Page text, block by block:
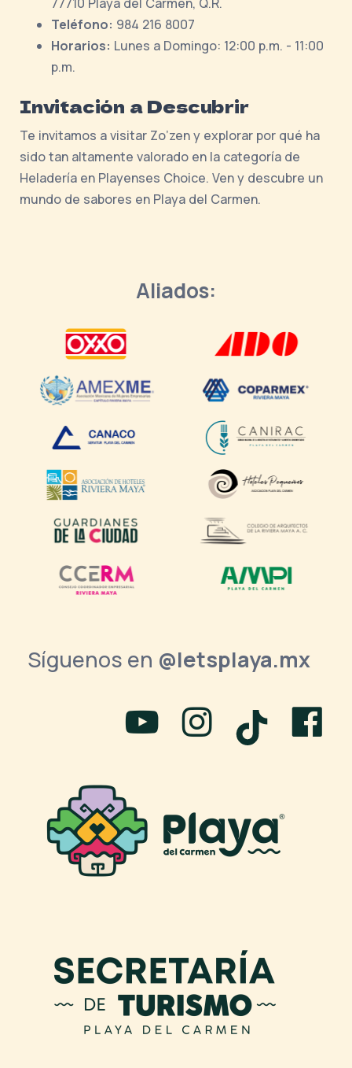
Teléfono: 984 216 8007
Horarios: Lunes a Domingo: 12:00 p.m. - 11:00
p.m.
Invitación a Descubrir
Te invitamos a visitar Zo’zen y explorar por qué ha
sido tan altamente valorado en la categoría de
Heladería en Playenses Choice. Ven y descubre un
mundo de sabores en Playa del Carmen.
Aliados:
Síguenos en @letsplaya.mx